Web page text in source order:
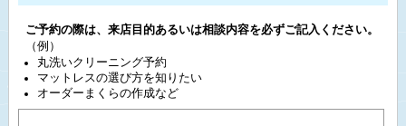
ご予約の際は、来店目的あるいは相談内容を必ずご記入ください。
（例）
丸洗いクリーニング予約
マットレスの選び方を知りたい
オーダーまくらの作成など